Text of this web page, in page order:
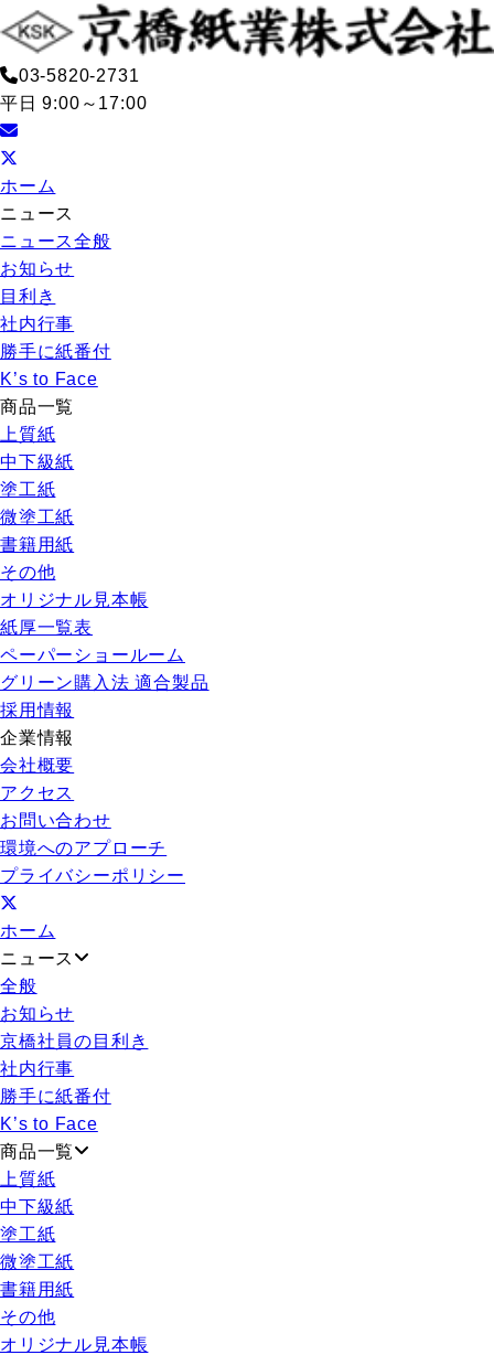
03-5820-2731
平日 9:00～17:00
ホーム
ニュース
ニュース全般
お知らせ
目利き
社内行事
勝手に紙番付
K’s to Face
商品一覧
上質紙
中下級紙
塗工紙
微塗工紙
書籍用紙
その他
オリジナル見本帳
紙厚一覧表
ペーパーショールーム
グリーン購入法 適合製品
採用情報
企業情報
会社概要
アクセス
お問い合わせ
環境へのアプローチ
プライバシーポリシー
ホーム
ニュース
全般
お知らせ
京橋社員の目利き
社内行事
勝手に紙番付
K’s to Face
商品一覧
上質紙
中下級紙
塗工紙
微塗工紙
書籍用紙
その他
オリジナル見本帳